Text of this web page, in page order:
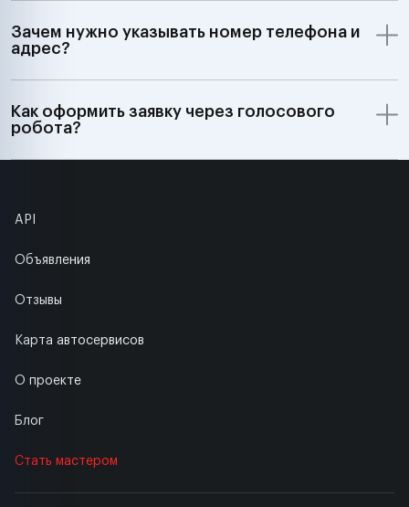
Зачем нужно указывать номер телефона и
адрес?
Как оформить заявку через голосового
робота?
API
Объявления
Отзывы
Карта автосервисов
О проекте
Блог
Стать мастером